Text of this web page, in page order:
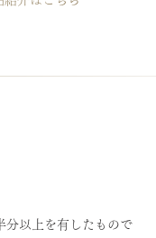
以上を有したもので